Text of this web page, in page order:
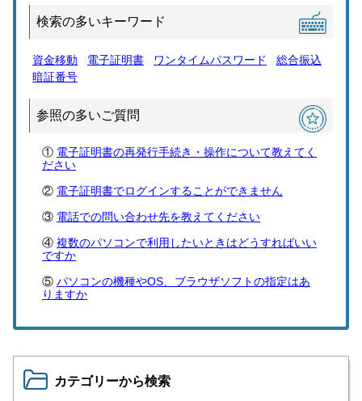
検索の多いキーワード
資金移動 電子証明書 ワンタイムパスワード
総合振込
暗証番号
参照の多いご質問
電子証明書の再発行手続き・操作について教えてく
ださい
電子証明書でログインすることができません
電話での問い合わせ先を教えてください
複数のパソコンで利用したいときはどうすればいい
ですか
パソコンの機種やOS、ブラウザソフトの指定はあ
りますか
カテゴリーから検索